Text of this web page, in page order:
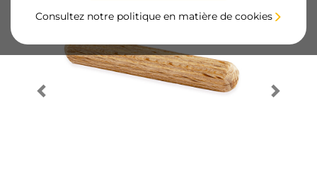
Consultez notre politique en matière de cookies